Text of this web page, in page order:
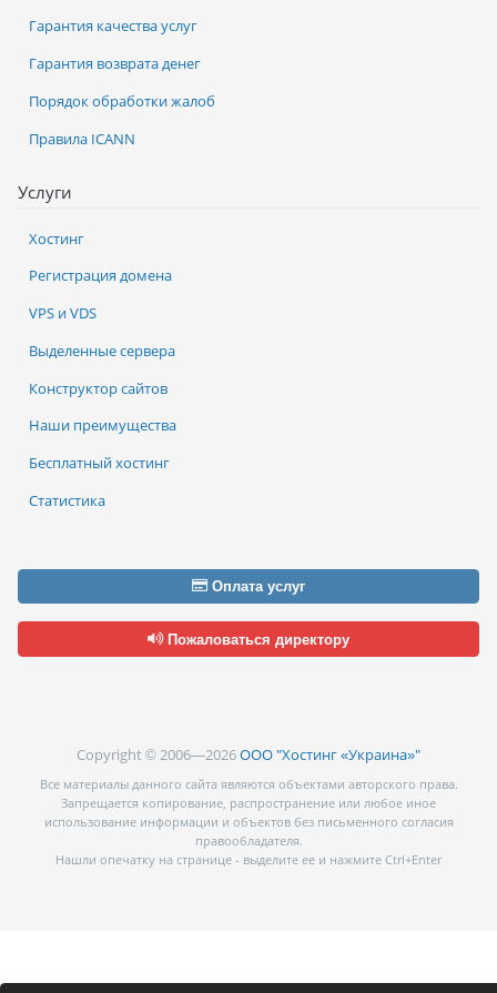
Услуги
Хостинг
Регистрация домена
VPS и VDS
Выделенные сервера
Конструктор сайтов
Наши преимущества
Бесплатный хостинг
Статистика
Гарантия качества услуг
Гарантия возврата денег
Порядок обработки жалоб
Правила ICANN
Оплата услуг
Пожаловаться директору
Copyright © 2006—2026ООО "Хостинг «Украина»"
Все материалы данного сайта являются объектами авторского права.
Запрещается копирование, распространение или любое иное
использование информации и объектов без письменного согласия
правообладателя.
Нашли опечатку на странице - выделите ее и нажмите Ctrl+Enter